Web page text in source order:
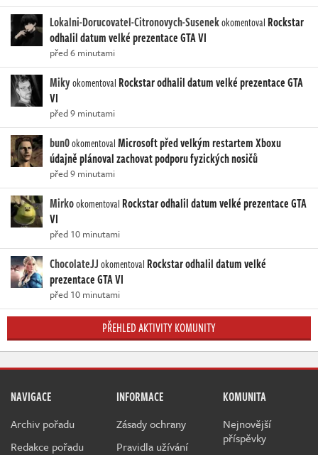
Lokalni-Dorucovatel-Citronovych-Susenekokomentoval Rockstar
odhalil datum velké prezentace GTA VI
před 6 minutami
Mikyokomentoval Rockstar odhalil datum velké prezentace GTA
VI
před 9 minutami
bun0okomentovalMicrosoft před velkým restartem Xboxu
údajně plánoval zachovat podporu fyzických nosičů
před 9 minutami
Mirkookomentoval Rockstar odhalil datum velké prezentace GTA
VI
před 10 minutami
ChocolateJJokomentoval Rockstar odhalil datum velké
prezentace GTA VI
před 10 minutami
PŘEHLED AKTIVITY KOMUNITY
NAVIGACE
Archiv pořadu
Redakce pořadu
INFORMACE
Zásady ochrany
Pravidla užívání
KOMUNITA
Nejnovější
příspěvky